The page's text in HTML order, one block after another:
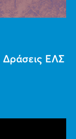
Δράσεις ΕΛΣ